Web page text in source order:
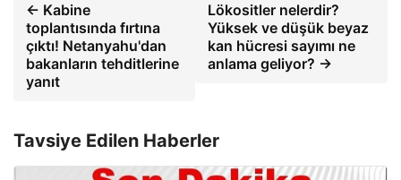
← Kabine
toplantısında fırtına
çıktı! Netanyahu'dan
bakanların tehditlerine
yanıt
Lökositler nelerdir?
Yüksek ve düşük beyaz
kan hücresi sayımı ne
anlama geliyor? →
Tavsiye Edilen Haberler